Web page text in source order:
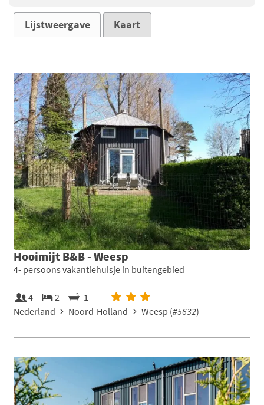
Lijstweergave Kaart
Hooimijt B&B - Weesp
4- persoons vakantiehuisje in buitengebied
4 2
1
Nederland
Noord-Holland Weesp (#5632)